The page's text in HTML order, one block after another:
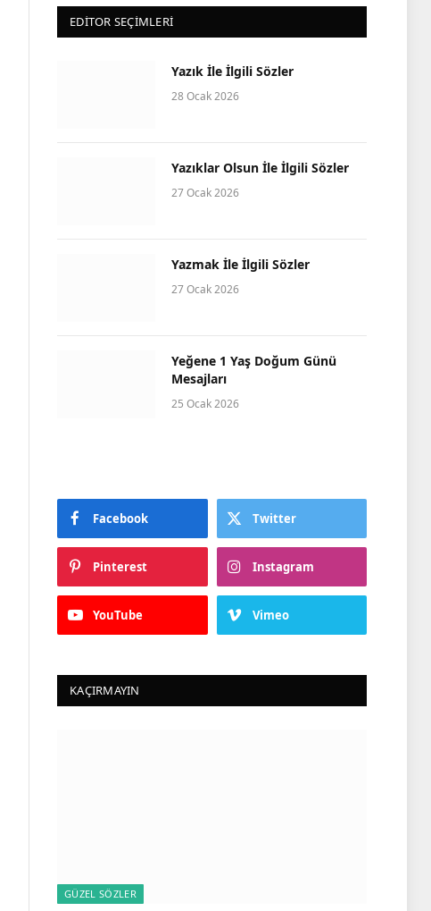
EDITOR SEÇIMLERI
Yazık İle İlgili Sözler
28 Ocak 2026
Yazıklar Olsun İle İlgili Sözler
27 Ocak 2026
Yazmak İle İlgili Sözler
27 Ocak 2026
Yeğene 1 Yaş Doğum Günü
Mesajları
25 Ocak 2026
Facebook Twitter
Pinterest Instagram
YouTube Vimeo
KAÇIRMAYIN
GÜZEL SÖZLER